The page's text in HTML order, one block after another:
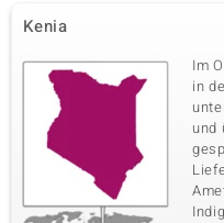
Kenia
Im
in
und